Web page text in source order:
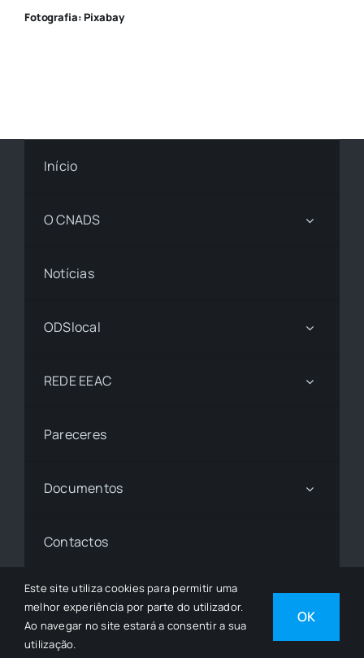
Fotografia: Pixabay
Início
O CNADS
Notícias
ODSlocal
REDE EEAC
Pareceres
Documentos
Contactos
© 1997 - 2026• © Todos os Direitos Reservados •
Desenvolvido porSGSI
Este site utiliza cookies para permitir uma
melhor experiência por parte do utilizador.
Ao navegar no site estará a consentir a sua
utilização.
OK